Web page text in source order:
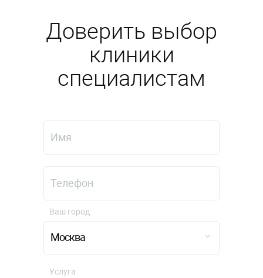
Доверить выбор
клиники
специалистам
Москва
Ваш город
Услуга